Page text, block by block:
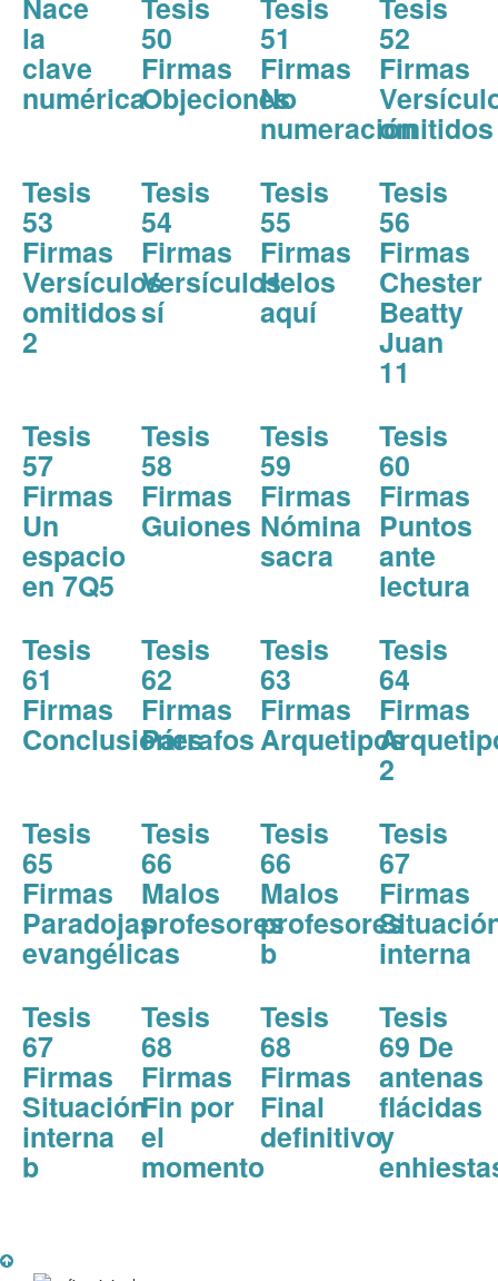
la
clave
numérica
50
Firmas
Objeciones
51
Firmas
No
numeración
52
Firmas
omitidos
Tesis
53
Firmas
Versículos
omitidos
2
Tesis
54
Firmas
Versículos
sí
Tesis
55
Firmas
Helos
aquí
Tesis
56
Firmas
Chester
Beatty
Juan
11
Tesis
57
Firmas
Un
espacio
en 7Q5
Tesis
58
Firmas
Guiones
Tesis
59
Firmas
Nómina
sacra
Tesis
60
Firmas
Puntos
ante
lectura
Tesis
61
Firmas
Conclusiones
Tesis
62
Firmas
Párrafos
Tesis
63
Firmas
Arquetipos
Tesis
64
Firmas
2
Tesis
65
Firmas
Paradojas
evangélicas
Tesis
66
Malos
profesores
Tesis
66
Malos
profesores
b
Tesis
67
Firmas
interna
Tesis
67
Firmas
Situación
interna
b
Tesis
68
Firmas
Fin por
el
momento
Tesis
68
Firmas
Final
definitivo
Tesis
69 De
antenas
flácidas
y